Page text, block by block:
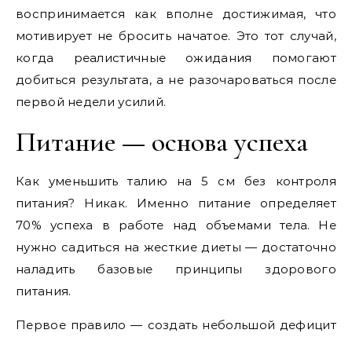
воспринимается как вполне достижимая, что
мотивирует не бросить начатое. Это тот случай,
когда реалистичные ожидания помогают
добиться результата, а не разочароваться после
первой недели усилий.
Питание — основа успеха
Как уменьшить талию на 5 см без контроля
питания? Никак. Именно питание определяет
70% успеха в работе над объемами тела. Не
нужно садиться на жесткие диеты — достаточно
наладить базовые принципы здорового
питания.
Первое правило — создать небольшой дефицит